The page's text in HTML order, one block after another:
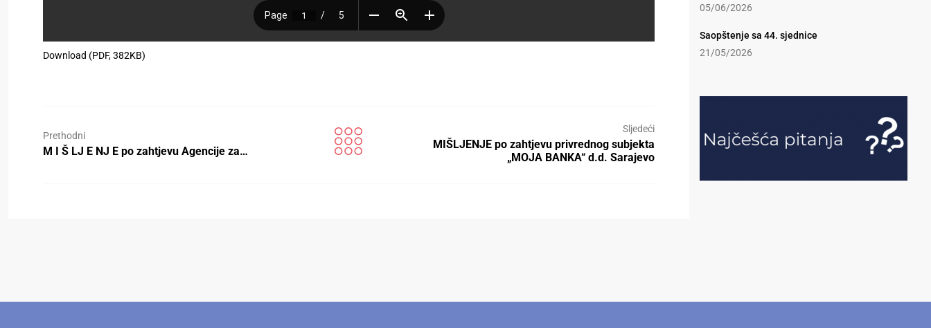
Download (PDF, 382KB)
Prethodni
M I Š LJ E NJ E po zahtjevu Agencije za…
Sljedeći
MIŠLJENJE po zahtjevu privrednog subjekta
„MOJA BANKA“ d.d. Sarajevo
05/06/2026
Saopštenje sa 44. sjednice
21/05/2026